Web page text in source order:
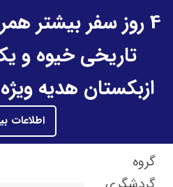
4 روز سفر بیشتر
تاریخی خیوه و
ازبکستان هدیه
اطلاعات
گروه